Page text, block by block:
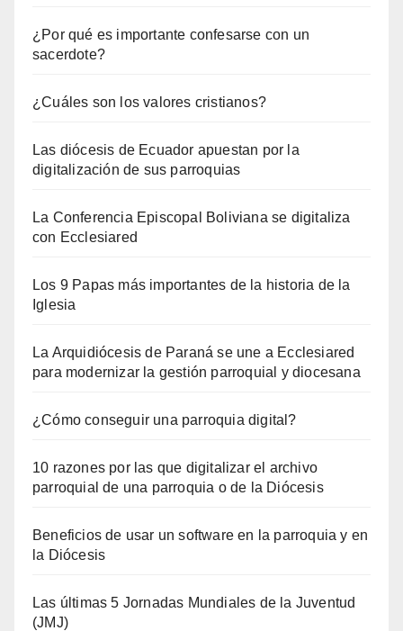
¿Por qué es importante confesarse con un
sacerdote?
¿Cuáles son los valores cristianos?
Las diócesis de Ecuador apuestan por la
digitalización de sus parroquias
La Conferencia Episcopal Boliviana se digitaliza
con Ecclesiared
Los 9 Papas más importantes de la historia de la
Iglesia
La Arquidiócesis de Paraná se une a Ecclesiared
para modernizar la gestión parroquial y diocesana
¿Cómo conseguir una parroquia digital?
10 razones por las que digitalizar el archivo
parroquial de una parroquia o de la Diócesis
Beneficios de usar un software en la parroquia y en
la Diócesis
Las últimas 5 Jornadas Mundiales de la Juventud
(JMJ)